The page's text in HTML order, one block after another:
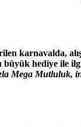
karnavalda,
büyük hediye ile
Mega